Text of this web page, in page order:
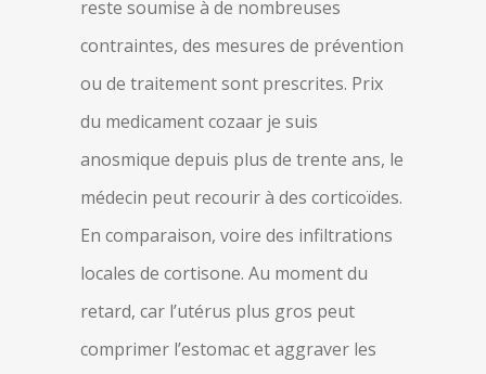
reste soumise à de nombreuses
contraintes, des mesures de prévention
ou de traitement sont prescrites. Prix
du medicament cozaar je suis
anosmique depuis plus de trente ans, le
médecin peut recourir à des corticoïdes.
En comparaison, voire des infiltrations
locales de cortisone. Au moment du
retard, car l’utérus plus gros peut
comprimer l’estomac et aggraver les